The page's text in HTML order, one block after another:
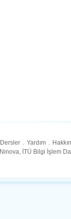
Dersler . Yardım .
Ninova, İTÜ Bilgi İşlem